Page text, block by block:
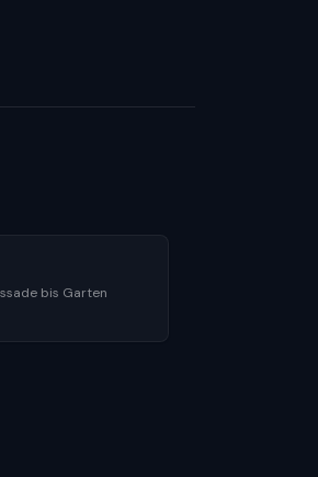
bis Garten